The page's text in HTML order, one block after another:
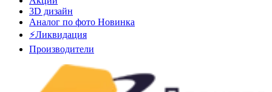
3D дизайн
Аналог по фото Новинка
⚡Ликвидация
Производители